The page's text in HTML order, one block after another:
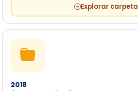
Explorar carpeta
2018